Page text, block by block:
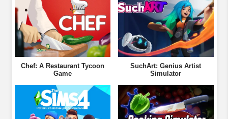
Chef: A Restaurant Tycoon
Game
SuchArt: Genius Artist
Simulator